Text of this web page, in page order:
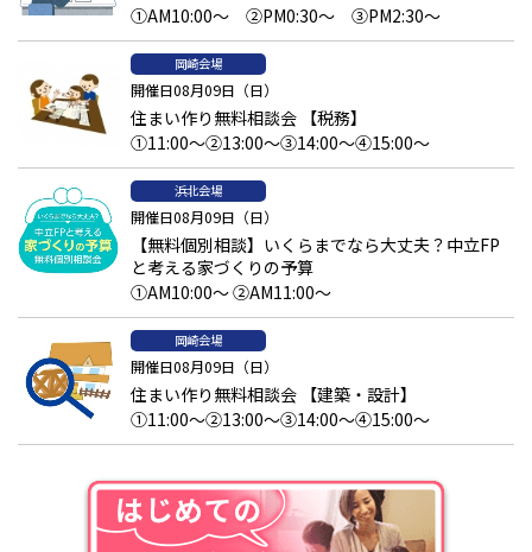
注文住宅購入までの流れ
いでしょう。建売住宅やマンションの購入とは違う流れになりま
す。注文住宅の大まかな流れは以下の8 段階。
①AM10:00～ ②PM0:30～ ③PM2:30～
岡崎会場
開催日08月09日（日）
住まい作り無料相談会 【税務】
①11:00～②13:00～③14:00～④15:00～
浜北会場
開催日08月09日（日）
【無料個別相談】いくらまでなら大丈夫？中立FP
と考える家づくりの予算
①AM10:00～ ②AM11:00～
岡崎会場
開催日08月09日（日）
住まい作り無料相談会 【建築・設計】
①11:00～②13:00～③14:00～④15:00～